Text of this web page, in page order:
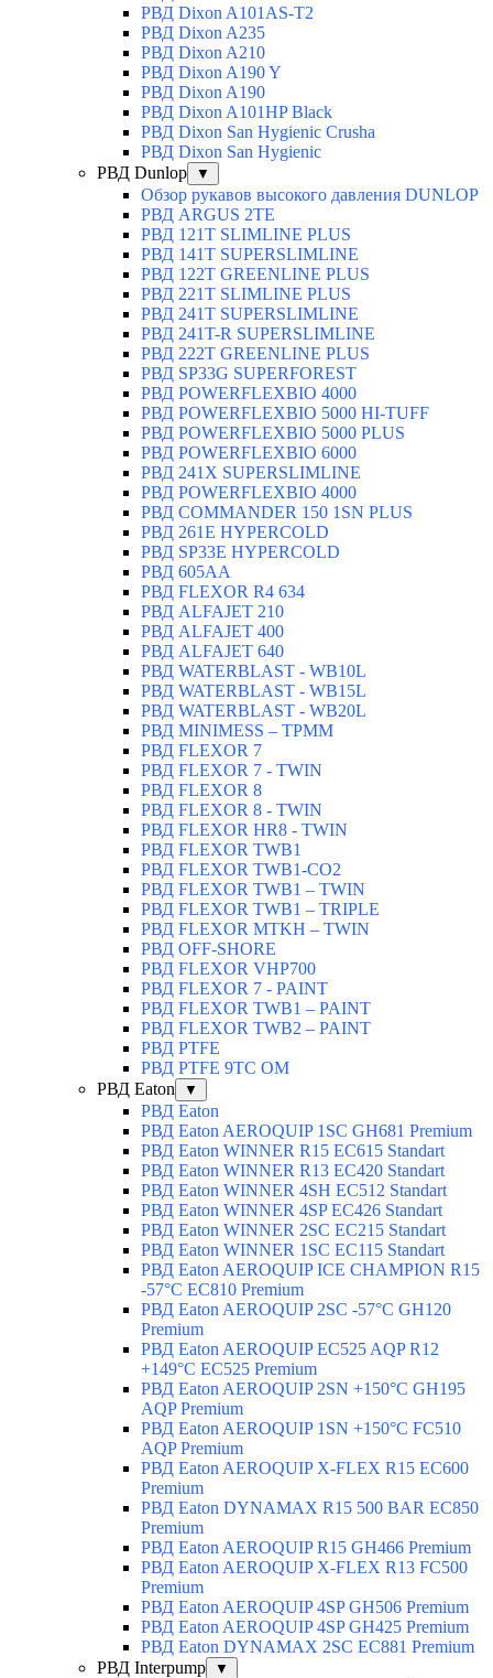
РВД Dixon A101AS-T2
РВД Dixon A235
РВД Dixon A210
РВД Dixon A190 Y
РВД Dixon A190
РВД Dixon A101HP Black
РВД Dixon San Hygienic Crusha
РВД Dixon San Hygienic
РВД Dunlop
▼
Обзор рукавов высокого давления DUNLOP
РВД ARGUS 2TE
РВД 121T SLIMLINE PLUS
РВД 141T SUPERSLIMLINE
РВД 122T GREENLINE PLUS
РВД 221T SLIMLINE PLUS
РВД 241T SUPERSLIMLINE
РВД 241T-R SUPERSLIMLINE
РВД 222T GREENLINE PLUS
РВД SP33G SUPERFOREST
РВД POWERFLEXBIO 4000
РВД POWERFLEXBIO 5000 HI-TUFF
РВД POWERFLEXBIO 5000 PLUS
РВД POWERFLEXBIO 6000
РВД 241X SUPERSLIMLINE
РВД POWERFLEXBIO 4000
РВД СOMMANDER 150 1SN PLUS
РВД 261E HYPERCOLD
РВД SP33E HYPERCOLD
РВД 605AA
РВД FLEXOR R4 634
РВД ALFAJET 210
РВД ALFAJET 400
РВД ALFAJET 640
РВД WATERBLAST - WB10L
РВД WATERBLAST - WB15L
РВД WATERBLAST - WB20L
РВД MINIMESS – TPMM
РВД FLEXOR 7
РВД FLEXOR 7 - TWIN
РВД FLEXOR 8
РВД FLEXOR 8 - TWIN
РВД FLEXOR HR8 - TWIN
РВД FLEXOR TWB1
РВД FLEXOR TWB1-CO2
РВД FLEXOR TWB1 – TWIN
РВД FLEXOR TWB1 – TRIPLE
РВД FLEXOR MTKH – TWIN
РВД OFF-SHORE
РВД FLEXOR VHP700
РВД FLEXOR 7 - PAINT
РВД FLEXOR TWB1 – PAINT
РВД FLEXOR TWB2 – PAINT
РВД PTFE
РВД PTFE 9TC OM
РВД Eaton
▼
РВД Eaton
РВД Eaton AEROQUIP 1SC GH681 Premium
РВД Eaton WINNER R15 EC615 Standart
РВД Eaton WINNER R13 EC420 Standart
РВД Eaton WINNER 4SH EC512 Standart
РВД Eaton WINNER 4SP EC426 Standart
РВД Eaton WINNER 2SC EC215 Standart
РВД Eaton WINNER 1SC EC115 Standart
РВД Eaton AEROQUIP ICE CHAMPION R15
-57°C EC810 Premium
РВД Eaton AEROQUIP 2SC -57°C GH120
Premium
РВД Eaton AEROQUIP EC525 AQP R12
+149°C EC525 Premium
РВД Eaton AEROQUIP 2SN +150°C GH195
AQP Premium
РВД Eaton AEROQUIP 1SN +150°C FC510
AQP Premium
РВД Eaton AEROQUIP X-FLEX R15 EC600
Premium
РВД Eaton DYNAMAX R15 500 BAR EC850
Premium
РВД Eaton AEROQUIP R15 GH466 Premium
РВД Eaton AEROQUIP X-FLEX R13 FC500
Premium
РВД Eaton AEROQUIP 4SP GH506 Premium
РВД Eaton AEROQUIP 4SP GH425 Premium
РВД Eaton DYNAMAX 2SC EC881 Premium
РВД Interpump
▼